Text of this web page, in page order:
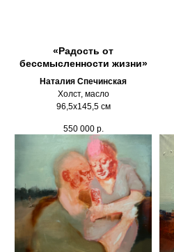
«Радость от
бессмысленности жизни»
Наталия Спечинская
Холст, масло
96,5х145,5 см
550 000 р.